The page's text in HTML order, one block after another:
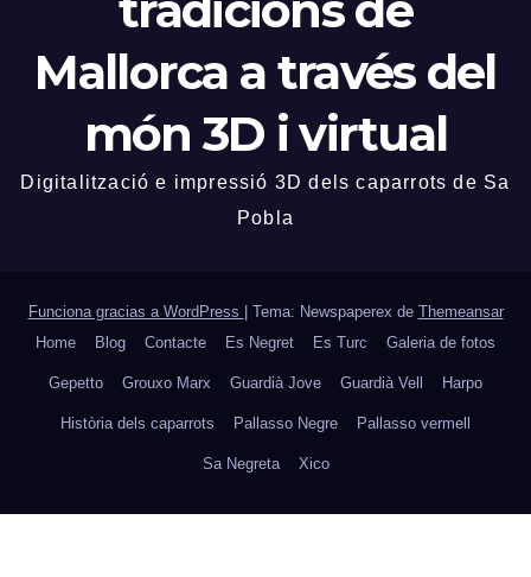
Mallorca a través del
món 3D i virtual
Digitalització e impressió 3D dels caparrots de Sa
Pobla
Funciona gracias a WordPress Tema: Newspaperex de Themeansar
Home
Blog Contacte Es Negret Es Turc Galeria de fotos
Gepetto Grouxo Marx Guardià Jove Guardià Vell Harpo
Història dels caparrots Pallasso Negre Pallasso vermell
Sa Negreta Xico